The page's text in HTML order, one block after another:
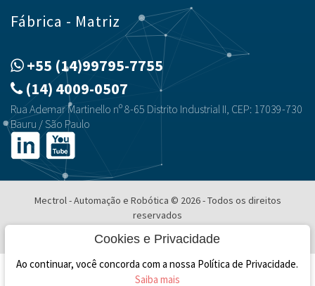
Fábrica - Matriz
+55 (14)99795-7755
(14) 4009-0507
Rua Ademar Martinello nº 8-65 Distrito Industrial II, CEP: 17039-730
Bauru / São Paulo
Mectrol - Automação e Robótica © 2026 - Todos os direitos
reservados
Desenvolvimento e Hospedagem
Cookies e Privacidade
Ao continuar, você concorda com a nossa Política de Privacidade.
Saiba mais